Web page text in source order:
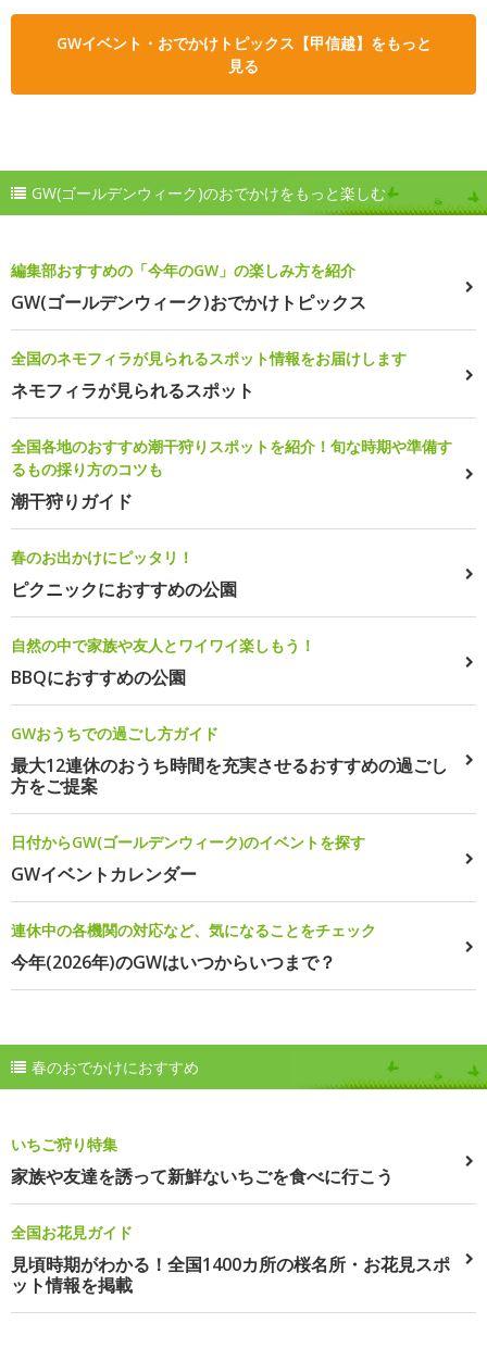
GWイベント・おでかけトピックス【甲信越】をもっと
見る
GW(ゴールデンウィーク)のおでかけをもっと楽しむ
編集部おすすめの「今年のGW」の楽しみ方を紹介
GW(ゴールデンウィーク)おでかけトピックス
全国のネモフィラが見られるスポット情報をお届けします
ネモフィラが見られるスポット
全国各地のおすすめ潮干狩りスポットを紹介！旬な時期や準備す
るもの採り方のコツも
潮干狩りガイド
春のお出かけにピッタリ！
ピクニックにおすすめの公園
自然の中で家族や友人とワイワイ楽しもう！
BBQにおすすめの公園
GWおうちでの過ごし方ガイド
最大12連休のおうち時間を充実させるおすすめの過ごし
方をご提案
日付からGW(ゴールデンウィーク)のイベントを探す
GWイベントカレンダー
連休中の各機関の対応など、気になることをチェック
今年(2026年)のGWはいつからいつまで？
春のおでかけにおすすめ
いちご狩り特集
家族や友達を誘って新鮮ないちごを食べに行こう
全国お花見ガイド
見頃時期がわかる！全国1400カ所の桜名所・お花見スポ
ット情報を掲載